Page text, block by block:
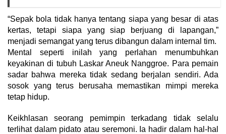
“Sepak bola tidak hanya tentang siapa yang besar di atas
kertas, tetapi siapa yang siap berjuang di lapangan,”
menjadi semangat yang terus dibangun dalam internal tim.
Mental seperti inilah yang perlahan menumbuhkan
keyakinan di tubuh Laskar Aneuk Nanggroe. Para pemain
sadar bahwa mereka tidak sedang berjalan sendiri. Ada
sosok yang terus berusaha memastikan mimpi mereka
tetap hidup.
Keikhlasan seorang pemimpin terkadang tidak selalu
terlihat dalam pidato atau seremoni. Ia hadir dalam hal-hal